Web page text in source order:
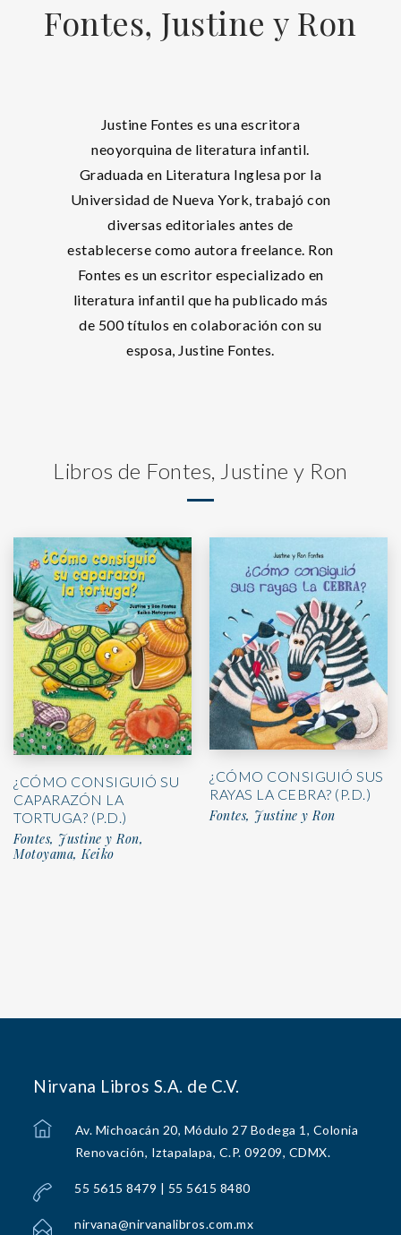
Fontes, Justine y Ron
Justine Fontes es una escritora
neoyorquina de literatura infantil.
Graduada en Literatura Inglesa por la
Universidad de Nueva York, trabajó con
diversas editoriales antes de
establecerse como autora freelance. Ron
Fontes es un escritor especializado en
literatura infantil que ha publicado más
de 500 títulos en colaboración con su
esposa, Justine Fontes.
Libros de Fontes, Justine y Ron
¿CÓMO CONSIGUIÓ SU
CAPARAZÓN LA
TORTUGA? (P.D.)
Fontes, Justine y Ron,
Motoyama, Keiko
¿CÓMO CONSIGUIÓ SUS
RAYAS LA CEBRA? (P.D.)
Fontes, Justine y Ron
Nirvana Libros S.A. de C.V.
Av. Michoacán 20, Módulo 27 Bodega 1, Colonia
Renovación, Iztapalapa, C.P. 09209, CDMX.
55 5615 8479 | 55 5615 8480
nirvana@nirvanalibros.com.mx